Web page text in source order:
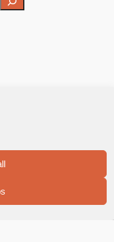
e Tram